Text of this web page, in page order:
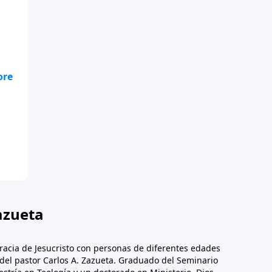
de Jesucristo con personas de diferentes edades
pastor Carlos A. Zazueta. Graduado del Seminario